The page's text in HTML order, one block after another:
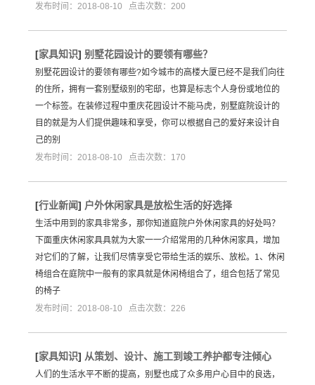
发布时间：2018-08-10 点击次数：200
[家具知识] 别墅花园设计的要领有哪些？
别墅花园设计的要领有哪些?如今城市的高楼大厦已经不是我们向往
的住所，拥有一套别墅级别的宅邸，也算是标志个人身份或地位的
一个标签。在装修过程中重庆花园设计不能马虎，别墅庭院设计的
目的就是为人们提供趣味和享受，你可以根据自己的爱好来设计自
己的别
发布时间：2018-08-10 点击次数：170
[行业新闻] 户外休闲家具是放松生活的好选择
生活中用到的家具非常多，那你知道庭院户外休闲家具的好处吗？
下面重庆休闲家具具就为大家一一介绍常用的几种休闲家具，增加
对它们的了解，让我们尽情享受它带给生活的娱乐、放松。1、休闲
椅组合在庭院中一般有的家具就是休闲椅组合了，组合包括了常见
的椅子
发布时间：2018-08-10 点击次数：226
[家具知识] 从策划、设计、施工到竣工养护都专注倾心
人们的生活水平不断的提高，别墅也成了众多用户心目中的良选，